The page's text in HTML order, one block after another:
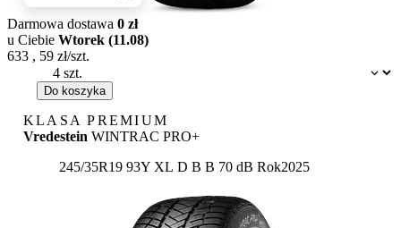
Dostępność:
Darmowa dostawa 0 zł
u Ciebie Wtorek (11.08)
633 , 59 zł/szt.
Do koszyka
KLASA PREMIUM
Vredestein WINTRAC PRO+
245/35R19 93Y XL Etykieta:
D B B 70 dB Rok2025